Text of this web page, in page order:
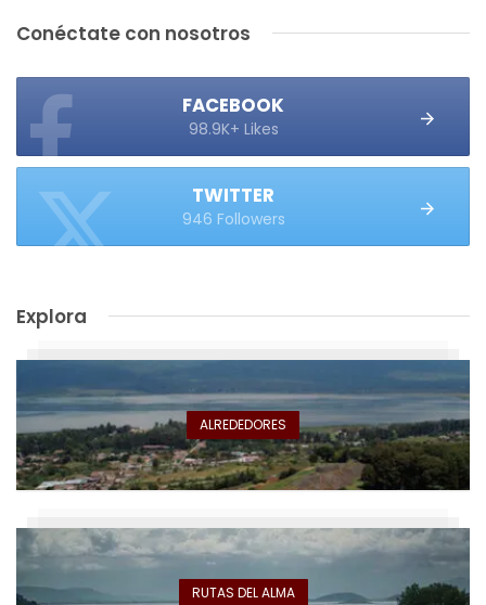
Conéctate con nosotros
FACEBOOK
98.9K+ Likes
TWITTER
946 Followers
Explora
ALREDEDORES
RUTAS DEL ALMA